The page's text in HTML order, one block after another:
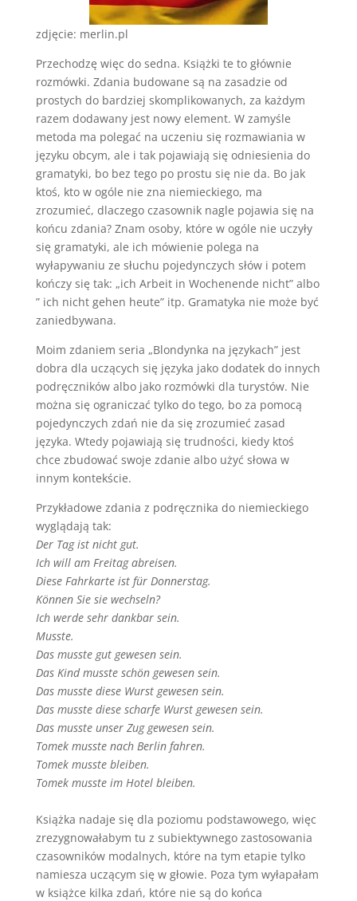
zdjęcie: merlin.pl
Przechodzę więc do sedna. Książki te to głównie
rozmówki. Zdania budowane są na zasadzie od
prostych do bardziej skomplikowanych, za każdym
razem dodawany jest nowy element. W zamyśle
metoda ma polegać na uczeniu się rozmawiania w
języku obcym, ale i tak pojawiają się odniesienia do
gramatyki, bo bez tego po prostu się nie da. Bo jak
ktoś, kto w ogóle nie zna niemieckiego, ma
zrozumieć, dlaczego czasownik nagle pojawia się na
końcu zdania? Znam osoby, które w ogóle nie uczyły
się gramatyki, ale ich mówienie polega na
wyłapywaniu ze słuchu pojedynczych słów i potem
kończy się tak: „ich Arbeit in Wochenende nicht” albo
” ich nicht gehen heute” itp. Gramatyka nie może być
zaniedbywana.
Moim zdaniem seria „Blondynka na językach” jest
dobra dla uczących się języka jako dodatek do innych
podręczników albo jako rozmówki dla turystów. Nie
można się ograniczać tylko do tego, bo za pomocą
pojedynczych zdań nie da się zrozumieć zasad
języka. Wtedy pojawiają się trudności, kiedy ktoś
chce zbudować swoje zdanie albo użyć słowa w
innym kontekście.
Przykładowe zdania z podręcznika do niemieckiego
wyglądają tak:
Der Tag ist nicht gut.
Ich will am Freitag abreisen.
Diese Fahrkarte ist für Donnerstag.
Können Sie sie wechseln?
Ich werde sehr dankbar sein.
Musste.
Das musste gut gewesen sein.
Das Kind musste schön gewesen sein.
Das musste diese Wurst gewesen sein.
Das musste diese scharfe Wurst gewesen sein.
Das musste unser Zug gewesen sein.
Tomek musste nach Berlin fahren.
Tomek musste bleiben.
Tomek musste im Hotel bleiben.
Książka nadaje się dla poziomu podstawowego, więc
zrezygnowałabym tu z subiektywnego zastosowania
czasowników modalnych, które na tym etapie tylko
namiesza uczącym się w głowie. Poza tym wyłapałam
w książce kilka zdań, które nie są do końca